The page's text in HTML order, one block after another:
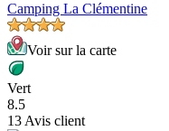
Camping La Clémentine
Voir sur la carte
Vert
8.5
13 Avis client